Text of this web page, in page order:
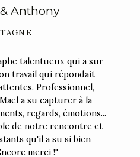
Anthony
talentueux qui a sur
travail qui répondait
Professionnel,
a su capturer à la
regards, émotions...
de notre rencontre et
qu'il a su si bien
merci !"